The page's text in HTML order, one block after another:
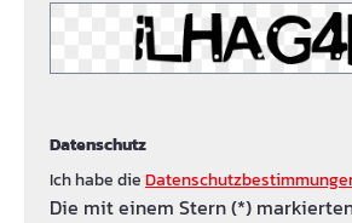
Datenschutz
Ich habe die
Die mit einem Stern (*)